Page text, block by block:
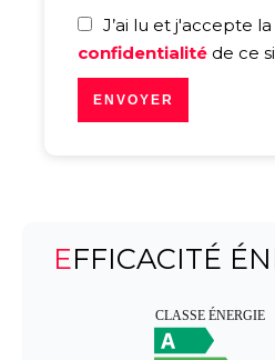
J’ai lu et j'accepte la
confidentialité de ce
ENVOYER
EFFICACITÉ